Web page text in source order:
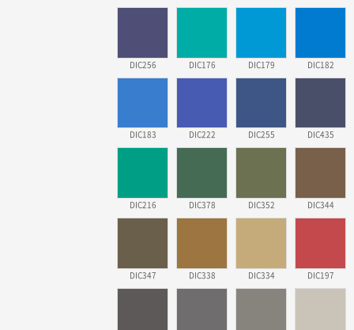
DIC256 DIC176 DIC179 DIC182
DIC183 DIC222 DIC255 DIC435
DIC216 DIC378 DIC352 DIC344
DIC347 DIC338 DIC334 DIC197